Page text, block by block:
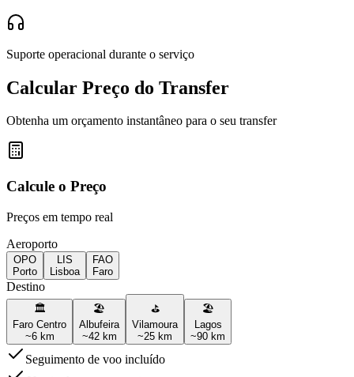
Suporte operacional durante o serviço
Calcular Preço do Transfer
Obtenha um orçamento instantâneo para o seu transfer
Calcule o Preço
Preços em tempo real
Aeroporto
OPO
Porto
LIS
Lisboa
FAO
Faro
Destino
🏛️
Faro Centro
~6km
🏖️
Albufeira
~42km
⛳
Vilamoura
~25 km
🏖️
Lagos
~90 km
Seguimento de voo incluído